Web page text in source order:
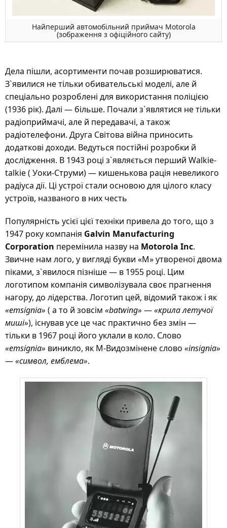
Найперший автомобільний приймач Motorola
(зображення з офіційного сайту)
Дела пішли, асортименти почав розширюватися.
З`явилися не тільки обивательські моделі, але й
спеціально розроблені для використання поліцією
(1936 рік). Далі — більше. Почали з`являтися не тільки
радіоприймачі, але й передавачі, а також
радіотелефони. Друга Світова війна приносить
додаткові доходи. Ведуться постійні розробки й
дослідження. В 1943 році з`являється перший Walkie-
talkie ( Уоки-Струми) — кишенькова рація невеликого
радіуса дії. Ці устрої стали основою для цілого класу
устроїв, названого в них честь
Популярність усієї цієї техніки привела до того, що з
1947 року компанія Galvin Manufacturing
Corporation перемінила назву на Motorola Inc.
Звичне нам лого, у вигляді букви «М» утвореної двома
піками, з`явилося пізніше — в 1955 році. Цим
логотипом компанія символізувала своє прагнення
нагору, до лідерства. Логотип цей, відомий також і як
«emsignia» ( а то й зовсім «batwing» —«крила летучої
миші»), існував усе це час практично без змін —
тільки в 1967 році його уклали в коло. Слово
«emsignia» виникло, як М-Видозмінене слово «insignia»
—«символ, емблема».